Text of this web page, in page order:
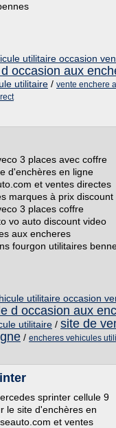
utilitaire occasion
occasion aux
utilitaire / vente enchere
3 places avec coffre
d'enchères en ligne
et ventes directes
marques à prix discount
3 places coffre
vo auto discount video
aux encheres
fourgon utilitaires
utilitaire occasion
d occasion aux
utilitaire / site de
/ encheres vehicules
sprinter cellule 9
le site d'enchères en
et ventes